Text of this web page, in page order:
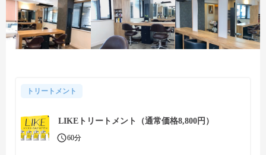
トリートメント
LIKEトリートメント（通常価格8,800円）
60分